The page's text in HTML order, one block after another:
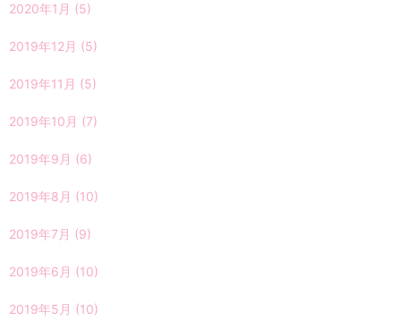
2020年1月 (5)
2019年12月 (5)
2019年11月 (5)
2019年10月 (7)
2019年9月 (6)
2019年8月 (10)
2019年7月 (9)
2019年6月 (10)
2019年5月 (10)